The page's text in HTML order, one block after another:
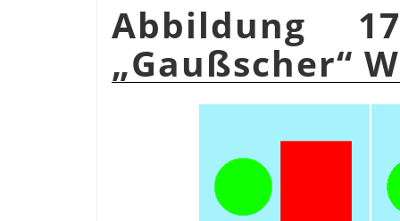
Abbildung
„Gaußscher“